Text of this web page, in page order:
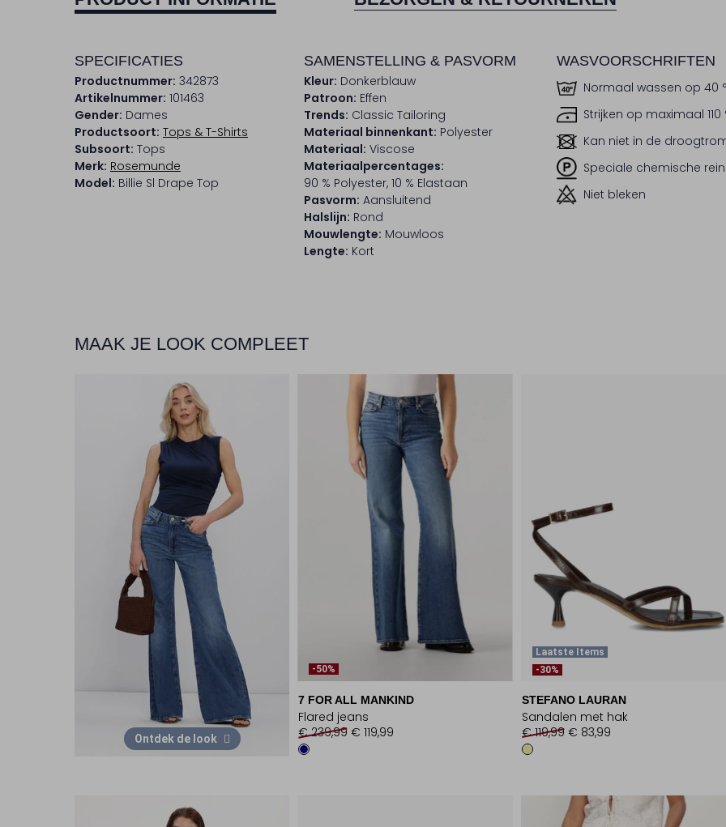
SPECIFICATIES
Productnummer: 342873
Artikelnummer: 101463
Gender: Dames
Productsoort: Tops & T-Shirts
Subsoort: Tops
Merk: Rosemunde
Model: Billie Sl Drape Top
SAMENSTELLING & PASVORM
Kleur: Donkerblauw
Patroon: Effen
Trends: Classic Tailoring
Materiaal binnenkant: Polyester
Materiaal: Viscose
Materiaalpercentages:
90 % Polyester, 10 % Elastaan
Pasvorm: Aansluitend
Halslijn: Rond
Mouwlengte: Mouwloos
Lengte: Kort
WASVOORSCHRIFTEN
Normaal wassen op 40
Strijken op maximaal 110
Kan niet in de
Speciale chemische
Niet bleken
MAAK JE LOOK COMPLEET
Ontdek de look
-50%
7 FOR ALL MANKIND
Flared jeans
€ 239,99 € 119,99
Laatste Items
-30%
STEFANO LAURAN
Sandalen met hak
€ 119,99 € 83,99